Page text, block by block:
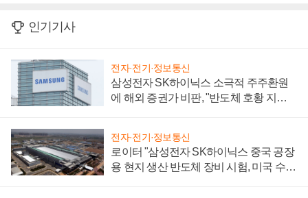
인기기사
전자·전기·정보통신
삼성전자 SK하이닉스 소극적 주주환원
에 해외 증권가 비판, "반도체 호황 지속
전자·전기·정보통신
로이터 "삼성전자 SK하이닉스 중국 공장
용 현지 생산 반도체 장비 시험, 미국 수출